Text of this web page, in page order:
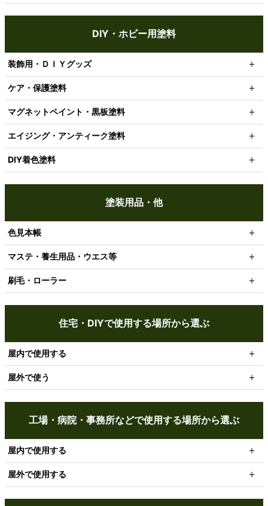
DIY・ホビー用塗料
装飾用・ＤＩＹグッズ
ケア・保護塗料
マグネットペイント・黒板塗料
エイジング・アンティーク塗料
DIY着色塗料
塗装用品・他
色見本帳
マステ・養生用品・ウエス等
刷毛・ローラー
住宅・DIYで使用する場所から選ぶ
屋内で使用する
屋外で使う
工場・病院・事務所などで使用する場所から選ぶ
屋内で使用する
屋外で使用する